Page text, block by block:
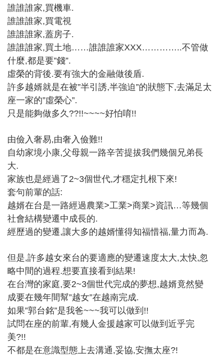
誰誰誰家,買機車.
誰誰誰家,買電視
誰誰誰家,蓋房子.
誰誰誰家,買土地……誰誰誰家XXX…………..不管做
什麼,都是要”錢”.
虛榮的背後.要有強大的金融做後盾.
許多越婿就是在被”半引誘,半強迫”的狀態下,去滿足太
座一家的”虛榮心”.
只是能夠做多久??!!~~~~好怕唷!!
由儉入奢易,由奢入儉難!!
自幼家境小康,父母親一路辛苦提拔我們幾個兄弟長
大.
家族也是經過了2~3個世代,才穩定扎根下來!
套句前輩的話:
越婿在台是一路經過農業>工業>商業>資訊…等幾個
社會結構變遷中成長的.
經歷過的變遷,讓大多的越婿懂得知福惜福,量力而為.
但是,許多越女來台的要適應的變遷速度太大,太快,忽
略中間的過程.想要直接看到結果!
在台灣的家庭,要2~3個世代完成的夢想,越婿竟然變
成要在幾年間幫”越女”在越南完成.
如果”郭台銘”是我爸~~~我可以做到!!
試問在座的前輩,有幾人金援越家可以做到近乎完
美?!!
不都是在意識型態上去溝通,妥協,安撫太座?!